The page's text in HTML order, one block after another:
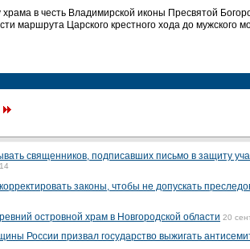
храма в честь Владимирской иконы Пресвятой
маршрута Царского крестного хода до мужского
священников, подписавших письмо в защиту
законы, чтобы не допускать
островной храм в Новгородской области 20
России призвал государство выжигать